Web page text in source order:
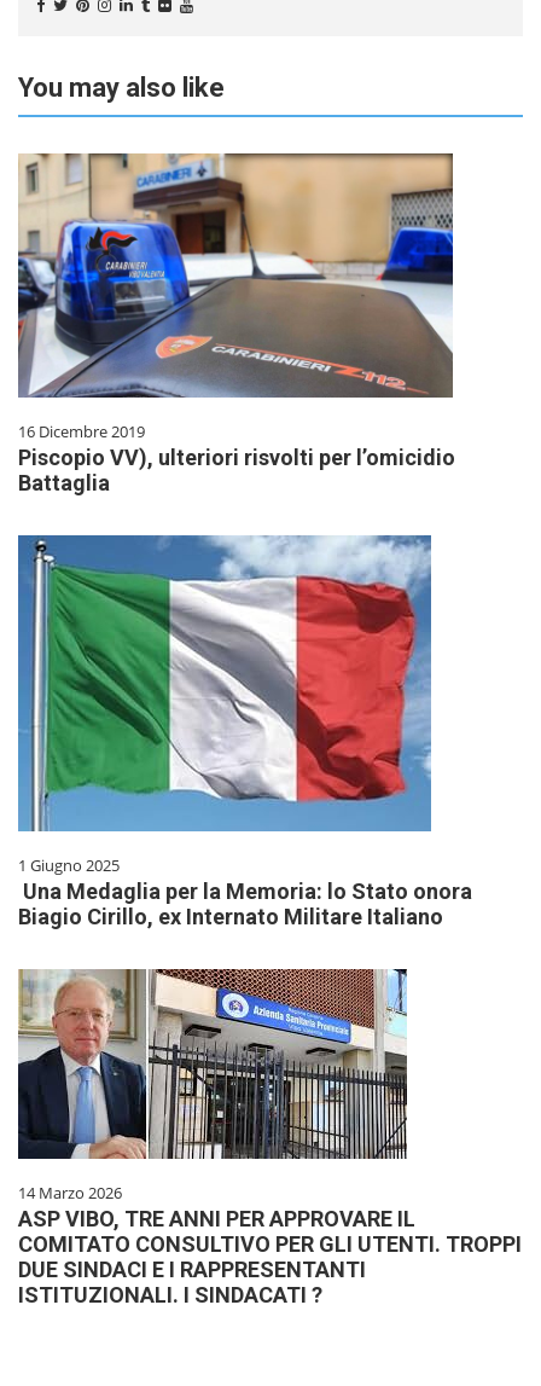
You may also like
16 Dicembre 2019
Piscopio VV), ulteriori risvolti per l’omicidio
Battaglia
1 Giugno 2025
Una Medaglia per la Memoria: lo Stato onora
Biagio Cirillo, ex Internato Militare Italiano
14 Marzo 2026
ASP VIBO, TRE ANNI PER APPROVARE IL
COMITATO CONSULTIVO PER GLI UTENTI. TROPPI
DUE SINDACI E I RAPPRESENTANTI
ISTITUZIONALI. I SINDACATI ?